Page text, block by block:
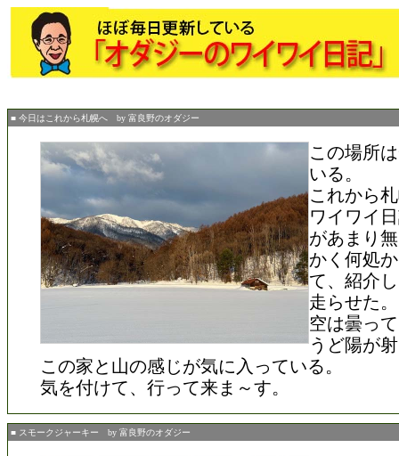
■ 今日はこれから札幌へ by 富良野のオダジー
この場所
いる。
これから
ワイワイ
があまり
かく何処
て、紹介
走らせた。
空は曇っ
うど陽が
この家と山の感じが気に入っている。
気を付けて、行って来ま～す。
■ スモークジャーキー by 富良野のオダジー